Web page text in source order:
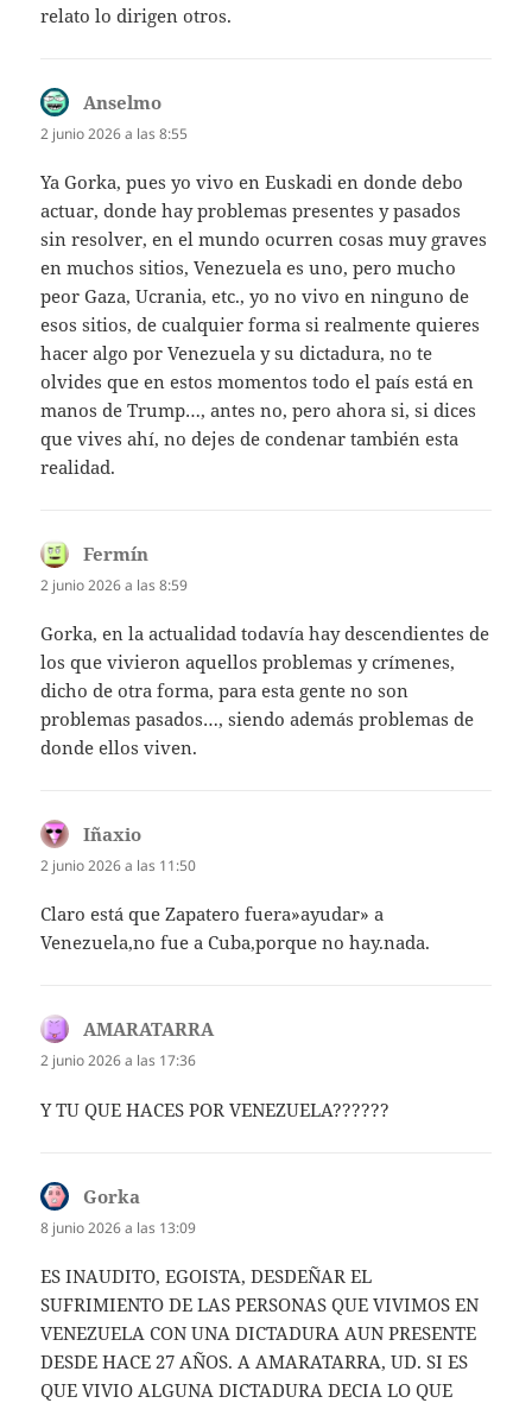
relato lo dirigen otros.
Anselmo
2 junio 2026 a las 8:55
Ya Gorka, pues yo vivo en Euskadi en donde debo
actuar, donde hay problemas presentes y pasados
sin resolver, en el mundo ocurren cosas muy graves
en muchos sitios, Venezuela es uno, pero mucho
peor Gaza, Ucrania, etc., yo no vivo en ninguno de
esos sitios, de cualquier forma si realmente quieres
hacer algo por Venezuela y su dictadura, no te
olvides que en estos momentos todo el país está en
manos de Trump…, antes no, pero ahora si, si dices
que vives ahí, no dejes de condenar también esta
realidad.
Fermín
2 junio 2026 a las 8:59
Gorka, en la actualidad todavía hay descendientes de
los que vivieron aquellos problemas y crímenes,
dicho de otra forma, para esta gente no son
problemas pasados…, siendo además problemas de
donde ellos viven.
Iñaxio
2 junio 2026 a las 11:50
Claro está que Zapatero fuera»ayudar» a
Venezuela,no fue a Cuba,porque no hay.nada.
AMARATARRAdice:
2 junio 2026 a las 17:36
Y TU QUE HACES POR VENEZUELA??????
Gorka
8 junio 2026 a las 13:09
ES INAUDITO, EGOISTA, DESDEÑAR EL
SUFRIMIENTO DE LAS PERSONAS QUE VIVIMOS EN
VENEZUELA CON UNA DICTADURA AUN PRESENTE
DESDE HACE 27 AÑOS. A AMARATARRA, UD. SI ES
QUE VIVIO ALGUNA DICTADURA DECIA LO QUE